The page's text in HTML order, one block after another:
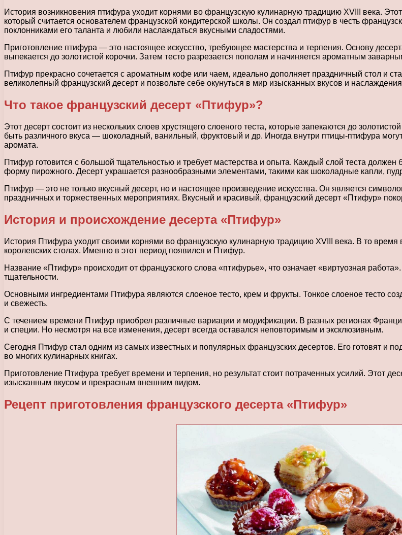
История возникновения птифура уходит корнями во французскую кулинарную традицию XVIII века.
который считается основателем французской кондитерской школы. Он создал птифур в честь
поклонниками его таланта и любили наслаждаться вкусными сладостями.
Приготовление птифура — это настоящее искусство, требующее мастерства и терпения. Основу
выпекается до золотистой корочки. Затем тесто разрезается пополам и начиняется ароматным
Птифур прекрасно сочетается с ароматным кофе или чаем, идеально дополняет праздничный стол и
великолепный французский десерт и позвольте себе окунуться в мир изысканных вкусов и
Что такое французский десерт «Птифур»?
Этот десерт состоит из нескольких слоев хрустящего слоеного теста, которые запекаются до
быть различного вкуса — шоколадный, ванильный, фруктовый и др. Иногда внутри птицы-птифура
аромата.
Птифур готовится с большой тщательностью и требует мастерства и опыта. Каждый слой теста должен
форму пирожного. Десерт украшается разнообразными элементами, такими как шоколадные капли,
Птифур — это не только вкусный десерт, но и настоящее произведение искусства. Он является
праздничных и торжественных мероприятиях. Вкусный и красивый, французский десерт «Птифур»
История и происхождение десерта «Птифур»
История Птифура уходит своими корнями во французскую кулинарную традицию XVIII века. В то
королевских столах. Именно в этот период появился и Птифур.
Название «Птифур» происходит от французского слова «птифурье», что означает «виртуозная
тщательности.
Основными ингредиентами Птифура являются слоеное тесто, крем и фрукты. Тонкое слоеное тесто
и свежесть.
С течением времени Птифур приобрел различные вариации и модификации. В разных регионах
и специи. Но несмотря на все изменения, десерт всегда оставался неповторимым и эксклюзивным.
Сегодня Птифур стал одним из самых известных и популярных французских десертов. Его готовят и
во многих кулинарных книгах.
Приготовление Птифура требует времени и терпения, но результат стоит потраченных усилий. Этот
изысканным вкусом и прекрасным внешним видом.
Рецепт приготовления французского десерта «Птифур»